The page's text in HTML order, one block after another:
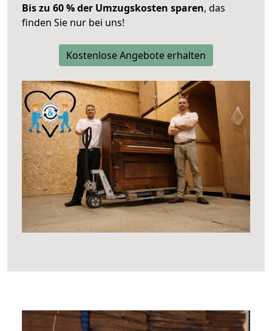
Bis zu 60 % der Umzugskosten sparen, das
finden Sie nur bei uns!
Kostenlose Angebote erhalten